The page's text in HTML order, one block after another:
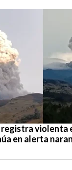
violenta
en alerta